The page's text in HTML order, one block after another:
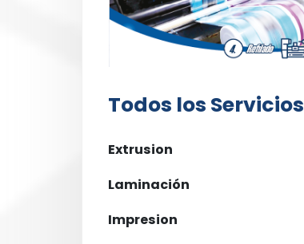
Todos los Servicios
Extrusion
Laminación
Impresion